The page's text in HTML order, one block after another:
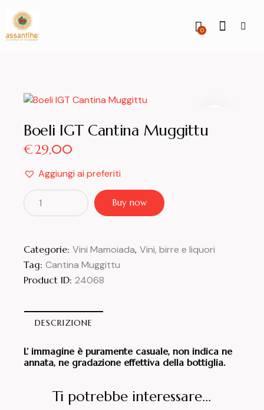
0
Boeli IGT Cantina Muggittu
€29,00
Aggiungi ai preferiti
Buy now
Categorie: Vini Mamoiada, Vini, birre e liquori
Tag: Cantina Muggittu
Product ID: 24068
DESCRIZIONE
L’ immagine è puramente casuale, non indica ne
annata, ne gradazione effettiva della bottiglia.
Ti potrebbe interessare…